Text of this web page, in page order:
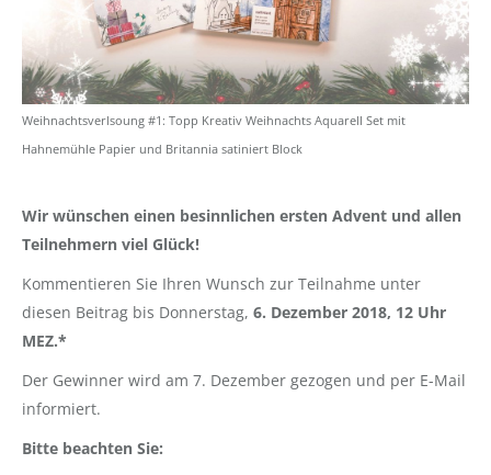
Weihnachtsverlsoung #1: Topp Kreativ Weihnachts Aquarell Set mit
Hahnemühle Papier und Britannia satiniert Block
Wir wünschen einen besinnlichen ersten Advent und allen
Teilnehmern viel Glück!
Kommentieren Sie Ihren Wunsch zur Teilnahme unter
diesen Beitrag bis Donnerstag, 6. Dezember 2018, 12 Uhr
MEZ.*
Der Gewinner wird am 7. Dezember gezogen und per E-Mail
informiert.
Bitte beachten Sie: